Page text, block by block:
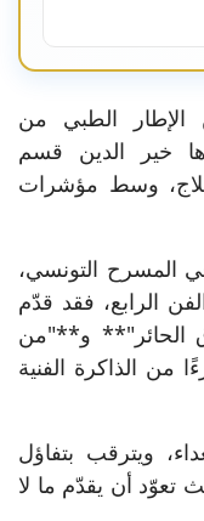
الطبي من
خير الدين قسم
وسط مؤشرات
المسرح التونسي،
الرابع، فقد قدّم
الحائر"** و**"من
من الذاكرة الفنية
ويترقب بتفاؤل
تعوّد أن يقدّم ما لا